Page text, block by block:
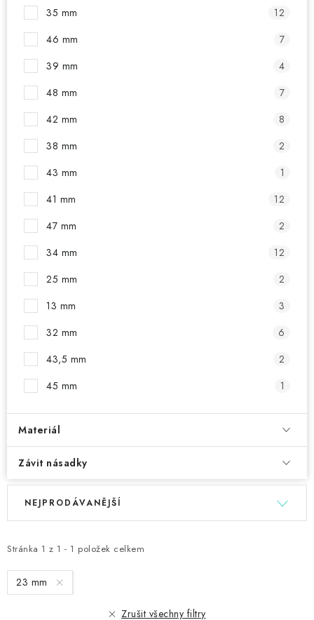
35 mm
12
46 mm
7
39 mm
4
48 mm
7
42 mm
8
38 mm
2
43 mm
1
41 mm
12
47 mm
2
34 mm
12
25 mm
2
13 mm
3
32 mm
6
43,5 mm
2
45 mm
1
Materiál
Závit násadky
V
i
s
p
Stránka 1 z 1 - 1 položek celkem
Ř
e
n
í
NEJPRODÁVANĚJŠÍ
23 mm
Zrušit všechny filtry